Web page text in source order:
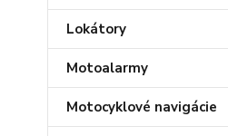
Lokátory
Motoalarmy
Motocyklové navigácie